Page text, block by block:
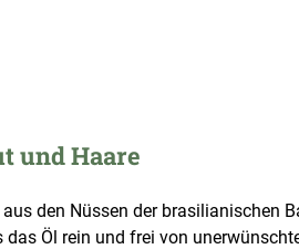
und Haare
aus den Nüssen der brasilianischen
Öl rein und frei von